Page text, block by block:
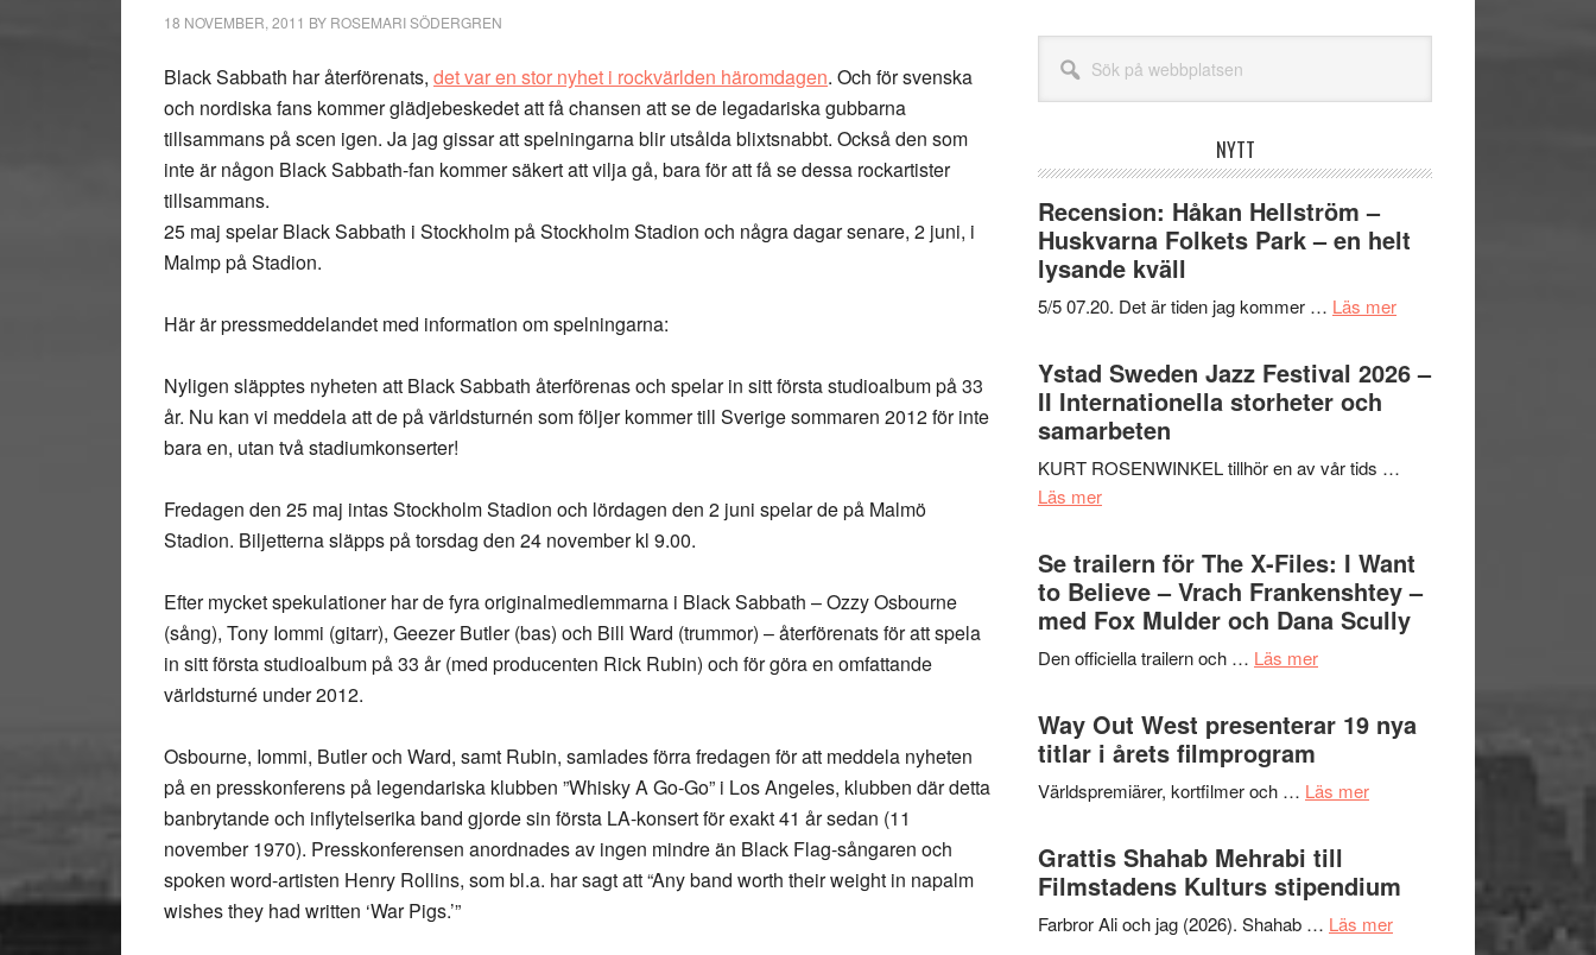
18 NOVEMBER, 2011 BY ROSEMARI SÖDERGREN
Black Sabbath har återförenats, det var en stor nyhet i rockvärlden häromdagen. Och för svenska
och nordiska fans kommer glädjebeskedet att få chansen att se de legadariska gubbarna
tillsammans på scen igen. Ja jag gissar att spelningarna blir utsålda blixtsnabbt. Också den som
inte är någon Black Sabbath-fan kommer säkert att vilja gå, bara för att få se dessa rockartister
tillsammans.
25 maj spelar Black Sabbath i Stockholm på Stockholm Stadion och några dagar senare, 2 juni, i
Malmp på Stadion.
Här är pressmeddelandet med information om spelningarna:
Nyligen släpptes nyheten att Black Sabbath återförenas och spelar in sitt första studioalbum på 33
år. Nu kan vi meddela att de på världsturnén som följer kommer till Sverige sommaren 2012 för inte
bara en, utan två stadiumkonserter!
Fredagen den 25 maj intas Stockholm Stadion och lördagen den 2 juni spelar de på Malmö
Stadion. Biljetterna släpps på torsdag den 24 november kl 9.00.
Efter mycket spekulationer har de fyra originalmedlemmarna i Black Sabbath – Ozzy Osbourne
(sång), Tony Iommi (gitarr), Geezer Butler (bas) och Bill Ward (trummor) – återförenats för att spela
in sitt första studioalbum på 33 år (med producenten Rick Rubin) och för göra en omfattande
världsturné under 2012.
Osbourne, Iommi, Butler och Ward, samt Rubin, samlades förra fredagen för att meddela nyheten
på en presskonferens på legendariska klubben ”Whisky A Go-Go” i Los Angeles, klubben där detta
banbrytande och inflytelserika band gjorde sin första LA-konsert för exakt 41 år sedan (11
november 1970). Presskonferensen anordnades av ingen mindre än Black Flag-sångaren och
spoken word-artisten Henry Rollins, som bl.a. har sagt att “Any band worth their weight in napalm
wishes they had written ‘War Pigs.’”
webbplatsen
NYTT
Recension: Håkan Hellström –
Huskvarna Folkets Park – en helt
lysande kväll
5/5 07.20. Det är tiden jag kommer … Läs merom
Håkan
Hellström
Folkets
en
helt
lysande
Ystad Sweden Jazz Festival 2026 –
II Internationella storheter och
samarbeten
KURT ROSENWINKEL tillhör en av vår tids …
Läs merom
Sweden
Jazz
Festival
2026
–
Internationella
storheter
och
samarbeten
Se trailern för The X-Files: I Want
to Believe – Vrach Frankenshtey –
med Fox Mulder och Dana Scully
Den officiella trailern och … Läs merom
trailern
för
X-
I
Want
to
Believe
Way Out West presenterar 19 nya
titlar i årets filmprogram
Världspremiärer, kortfilmer och … Läs merom
presenterar
19
Grattis Shahab Mehrabi till
Filmstadens Kulturs stipendium
Farbror Ali och jag (2026). Shahab … Läs merom